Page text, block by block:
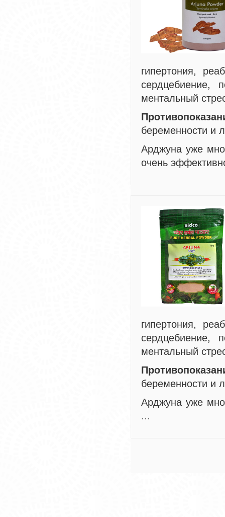
гипертония,
сердцебиение,
ментальный
беременности и
Арджуна уже
очень
гипертония,
сердцебиение,
ментальный
беременности и
Арджуна уже
...